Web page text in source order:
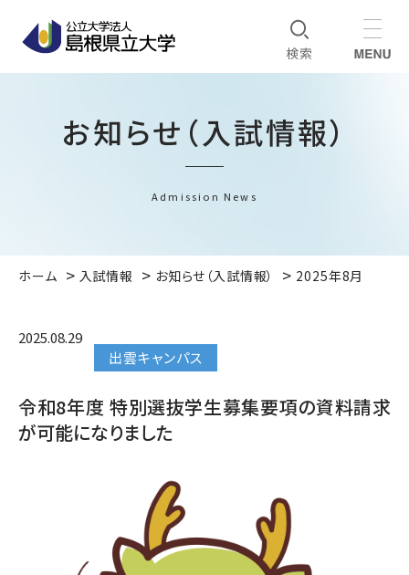
お知らせ（入試情報）
Admission News
ホーム 入試情報 お知らせ（入試情報） 2025年8月
2025.08.29
出雲キャンパス
令和8年度 特別選抜学生募集要項の資料請求
が可能になりました